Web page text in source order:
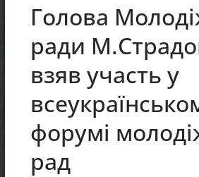
Голова
ради
взяв участь у
форумі
рад